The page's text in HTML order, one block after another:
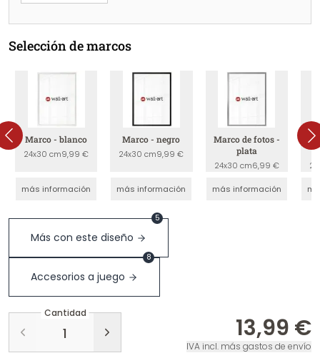
Selección de marcos
Marco - blanco
24x30 cm9,99 €
más información
Marco - negro
24x30 cm9,99 €
más información
Marco de fotos -
plata
24x30 cm6,99 €
más información
Más con este diseño
5
Accesorios a juego
8
Cantidad
13,99 €
IVA incl. más gastos de envío